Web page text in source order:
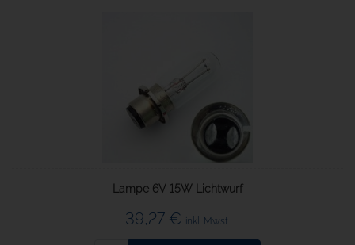
Lampe 6V 15W Lichtwurf
39,27 € inkl. Mwst.